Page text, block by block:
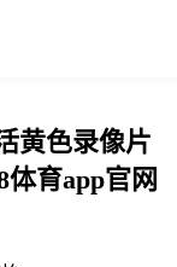
黄色录像片
育app官网